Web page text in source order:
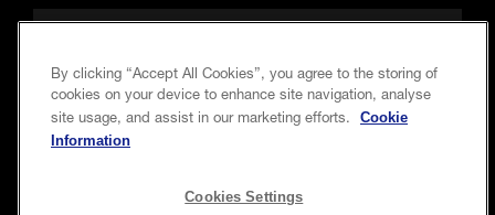
By clicking “Accept All Cookies”, you agree to the storing of
cookies on your device to enhance site navigation, analyse
site usage, and assist in our marketing efforts.
Cookie
Information
Cookies Settings